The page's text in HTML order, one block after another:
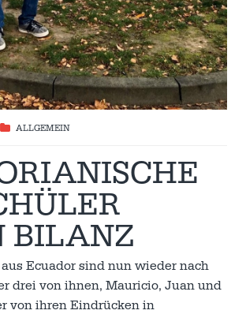
ALLGEMEIN
BILANZ
Ecuador sind nun wieder nach
drei von ihnen, Mauricio, Juan und
von ihren Eindrücken in